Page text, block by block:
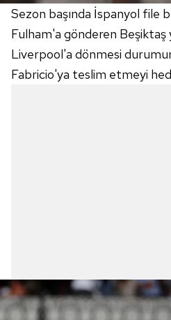
Sezon başında İspanyol file
Fulham'a gönderen
Liverpool'a dönmesi
Fabricio'ya teslim etmeyi